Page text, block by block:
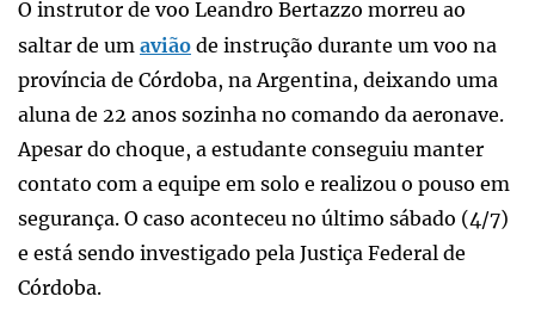
O instrutor de voo Leandro Bertazzo morreu ao
saltar de um avião de instrução durante um voo na
província de Córdoba, na Argentina, deixando uma
aluna de 22 anos sozinha no comando da aeronave.
Apesar do choque, a estudante conseguiu manter
contato com a equipe em solo e realizou o pouso em
segurança. O caso aconteceu no último sábado (4/7)
e está sendo investigado pela Justiça Federal de
Córdoba.